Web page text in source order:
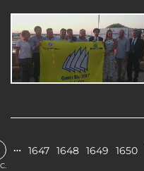
… 1647 1648 1649 1650